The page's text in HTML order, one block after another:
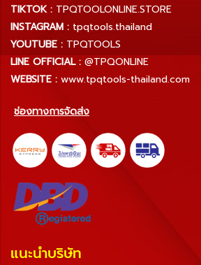
TIKTOK : TPQTOOLONLINE.STORE
INSTAGRAM : tpqtools.thailand
YOUTUBE : TPQTOOLS
LINE OFFICIAL : @TPQONLINE
WEBSITE : www.tpqtools-thailand.com
ช่องทางการจัดส่ง
แนะนำบริษัท